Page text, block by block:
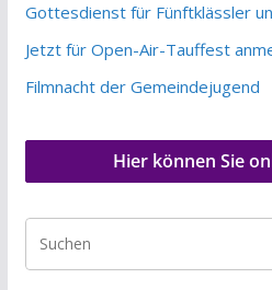
Gottesdienst für Fünftklässler
Jetzt für Open-Air-Tauffest
Filmnacht der Gemeindejugend
Hier können Sie